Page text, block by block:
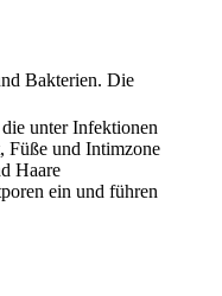
Bakterien. Die
unter Infektionen
Füße und Intimzone
Haare
ein und führen